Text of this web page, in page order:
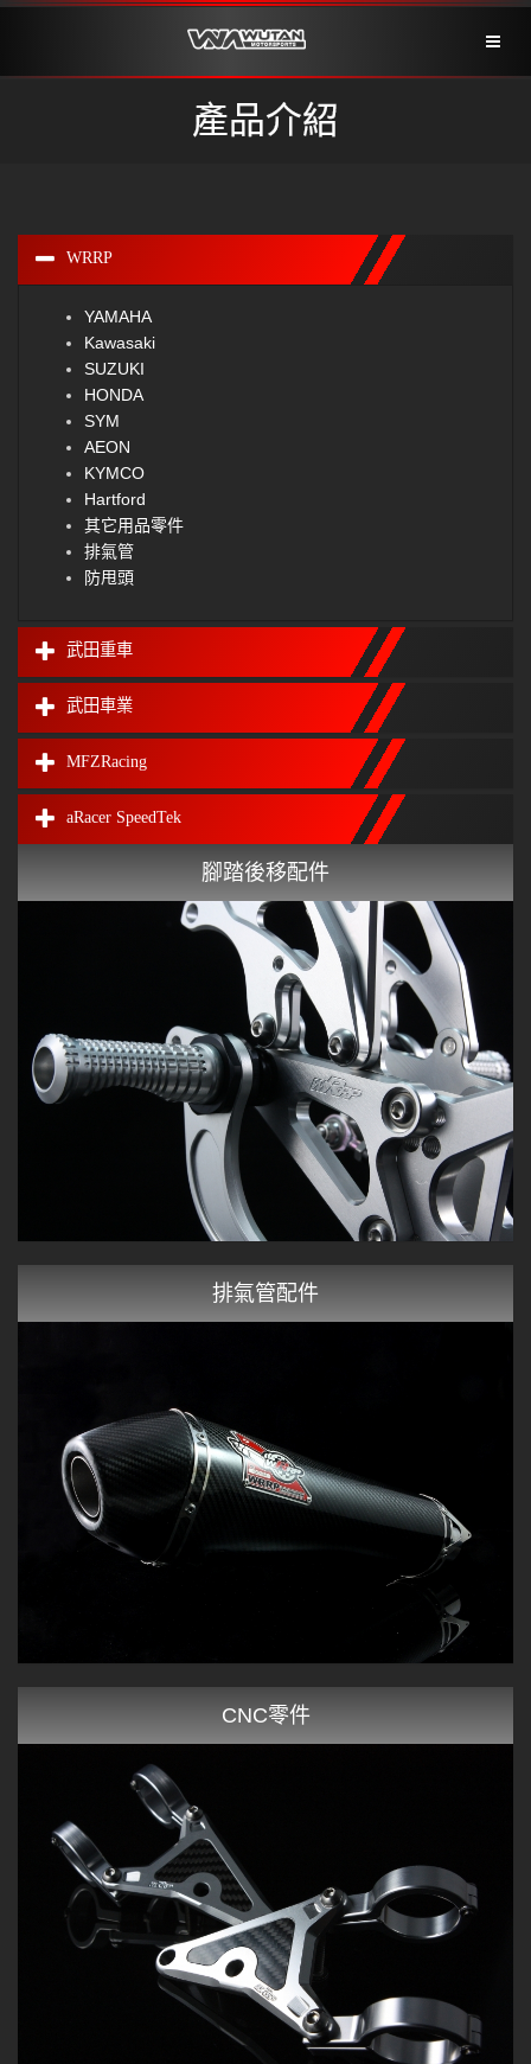
產品介紹
WRRP
YAMAHA
Kawasaki
SUZUKI
HONDA
SYM
AEON
KYMCO
Hartford
其它用品零件
排氣管
防甩頭
武田重車
武田車業
MFZRacing
aRacer SpeedTek
腳踏後移配件
排氣管配件
CNC零件